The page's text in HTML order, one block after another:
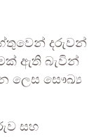
දරුවන්
ඇති බැවින්
ලෙස සෞඛ්‍ය
සහ